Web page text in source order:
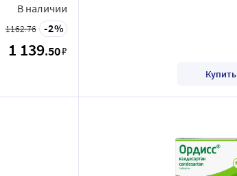
В наличии
1162.76 2
1 139.50₽
Купить